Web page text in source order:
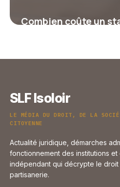
Combien coûte un
SLF Isoloir
LE MÉDIA DU DROIT, DE LA
CITOYENNE
Actualité juridique, démarches
fonctionnement des institutions
indépendant qui décrypte le droit
partisanerie.